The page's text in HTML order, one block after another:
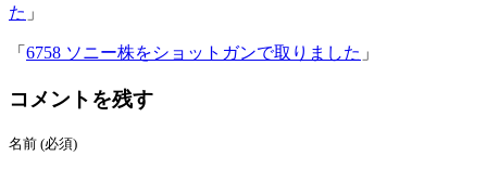
た 」
「 6758 ソニー株をショットガンで取りました 」
コメントを残す
名前 (必須)